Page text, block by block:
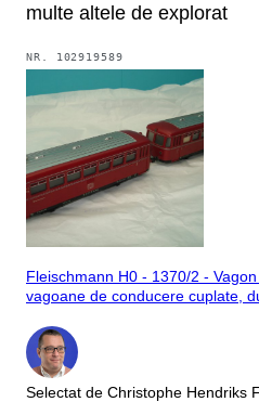
multe altele de explorat
NR. 102919589
Fleischmann H0 - 1370/2 -
vagoane de conducere cuplate,
Selectat de Christophe Hendriks